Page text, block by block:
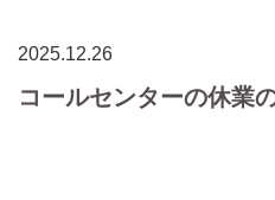
2025.12.26
コールセンターの休業